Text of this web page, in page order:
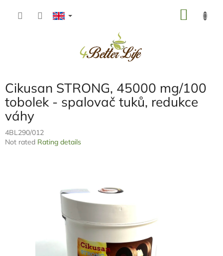
Cikusan STRONG, 45000 mg/100
tobolek - spalovač tuků, redukce
váhy
4BL290/012
The
Not rated Rating details